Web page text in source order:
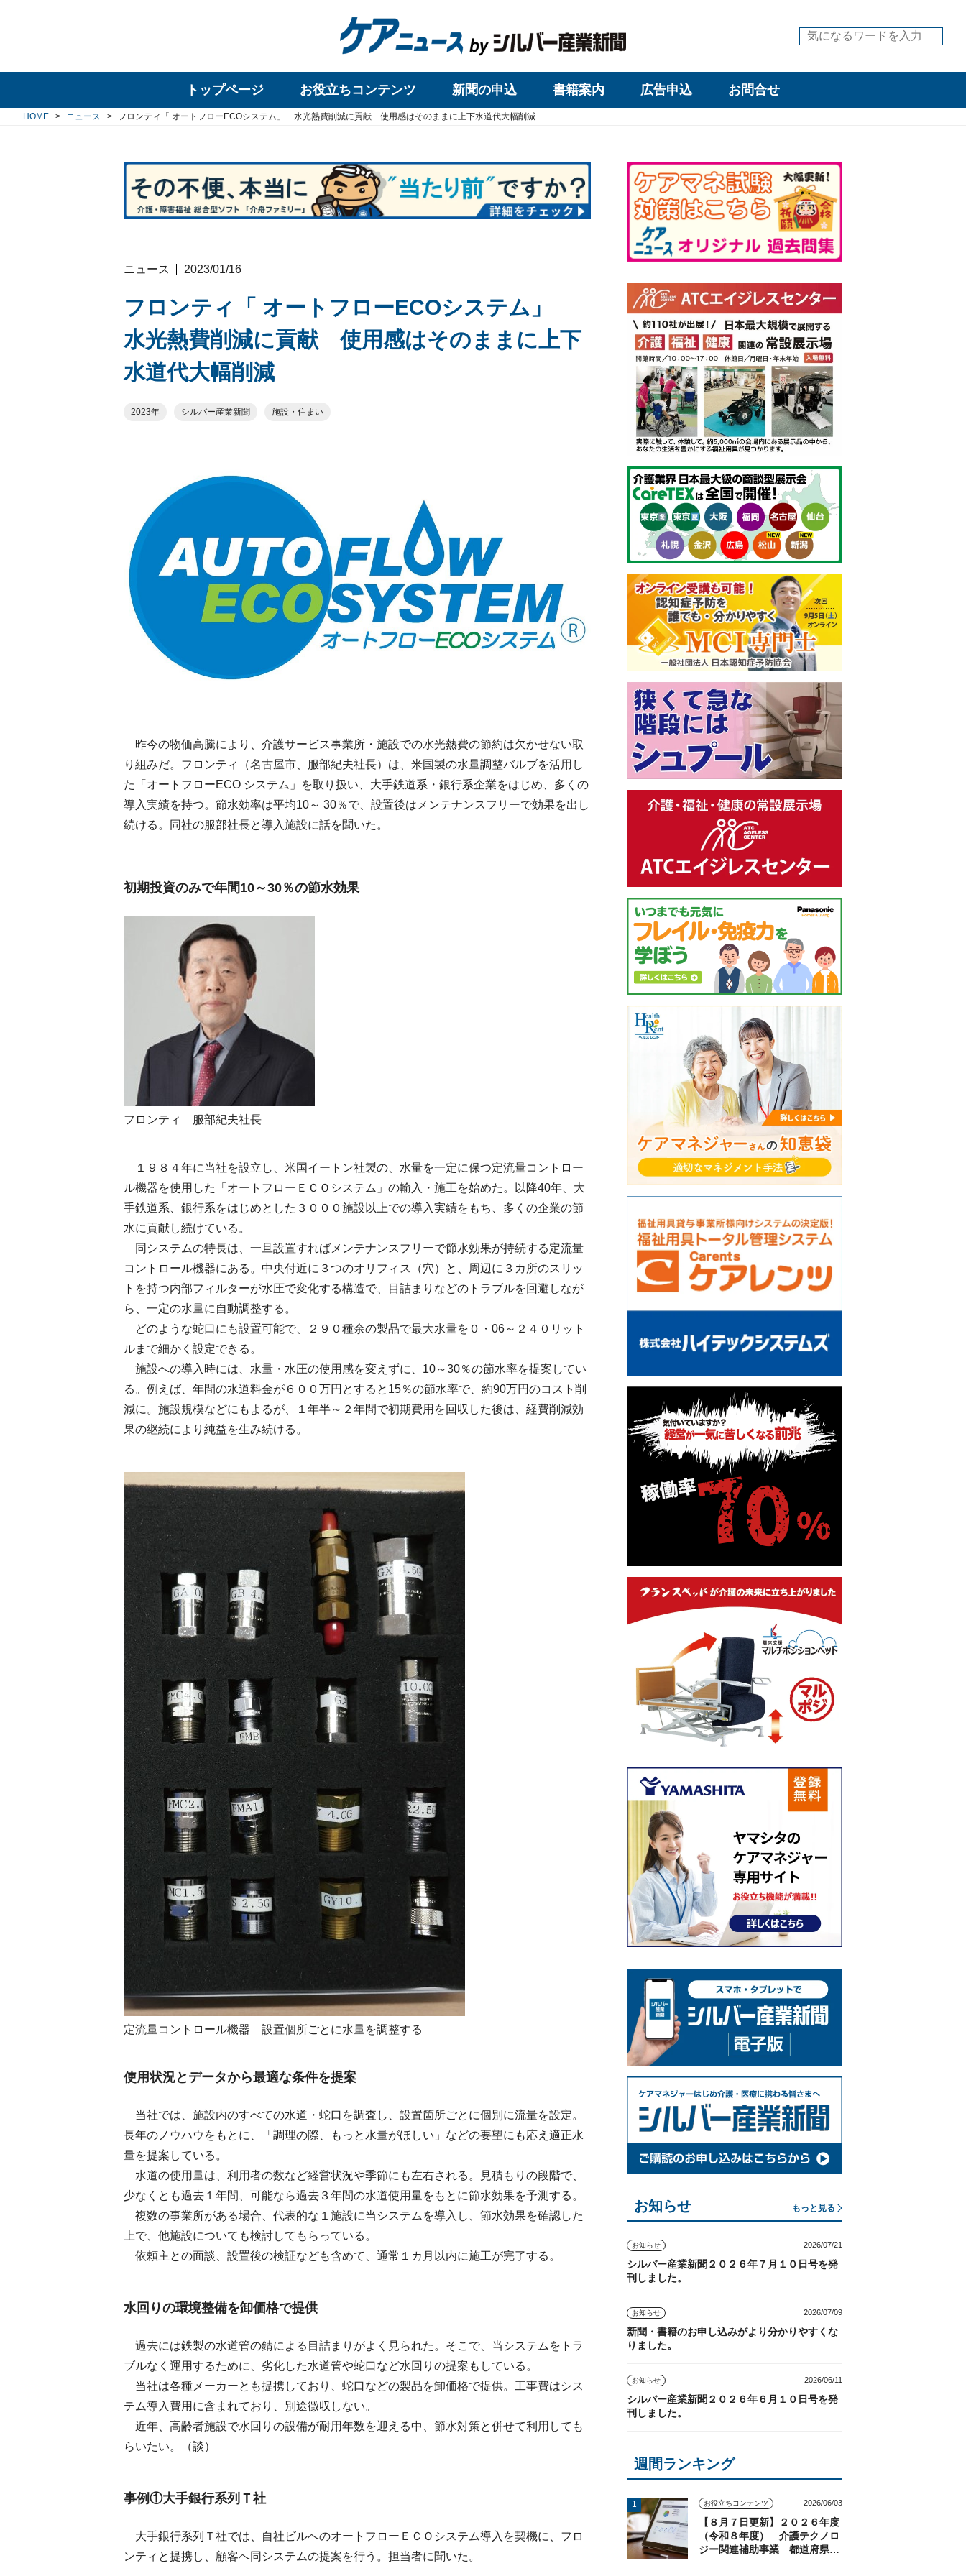
トップページ お役立ちコンテンツ 新聞の申込 書籍案内 広告申込 お問合せ
HOME ニュース フロンティ「 オートフローECOシステム」 水光熱費削減に貢献 使用感はそのままに上下水道代大幅削減
ニュース 2023/01/16
フロンティ「 オートフローECOシステム」
水光熱費削減に貢献 使用感はそのままに上下
水道代大幅削減
2023年 シルバー産業新聞 施設・住まい
昨今の物価高騰により、介護サービス事業所・施設での水光熱費の節約は欠かせない取
り組みだ。フロンティ（名古屋市、服部紀夫社長）は、米国製の水量調整バルブを活用し
た「オートフローECO システム」を取り扱い、大手鉄道系・銀行系企業をはじめ、多くの
導入実績を持つ。節水効率は平均10～ 30％で、設置後はメンテナンスフリーで効果を出し
続ける。同社の服部社長と導入施設に話を聞いた。
初期投資のみで年間10～30％の節水効果
フロンティ 服部紀夫社長
１９８４年に当社を設立し、米国イートン社製の、水量を一定に保つ定流量コントロー
ル機器を使用した「オートフローＥＣＯシステム」の輸入・施工を始めた。以降40年、大
手鉄道系、銀行系をはじめとした３０００施設以上での導入実績をもち、多くの企業の節
水に貢献し続けている。
同システムの特長は、一旦設置すればメンテナンスフリーで節水効果が持続する定流量
コントロール機器にある。中央付近に３つのオリフィス（穴）と、周辺に３カ所のスリッ
トを持つ内部フィルターが水圧で変化する構造で、目詰まりなどのトラブルを回避しなが
ら、一定の水量に自動調整する。
どのような蛇口にも設置可能で、２９０種余の製品で最大水量を０・06～２４０リット
ルまで細かく設定できる。
施設への導入時には、水量・水圧の使用感を変えずに、10～30％の節水率を提案してい
る。例えば、年間の水道料金が６００万円とすると15％の節水率で、約90万円のコスト削
減に。施設規模などにもよるが、１年半～２年間で初期費用を回収した後は、経費削減効
果の継続により純益を生み続ける。
定流量コントロール機器 設置個所ごとに水量を調整する
使用状況とデータから最適な条件を提案
当社では、施設内のすべての水道・蛇口を調査し、設置箇所ごとに個別に流量を設定。
長年のノウハウをもとに、「調理の際、もっと水量がほしい」などの要望にも応え適正水
量を提案している。
水道の使用量は、利用者の数など経営状況や季節にも左右される。見積もりの段階で、
少なくとも過去１年間、可能なら過去３年間の水道使用量をもとに節水効果を予測する。
複数の事業所がある場合、代表的な１施設に当システムを導入し、節水効果を確認した
上で、他施設についても検討してもらっている。
依頼主との面談、設置後の検証なども含めて、通常１カ月以内に施工が完了する。
水回りの環境整備を卸価格で提供
過去には鉄製の水道管の錆による目詰まりがよく見られた。そこで、当システムをトラ
ブルなく運用するために、劣化した水道管や蛇口など水回りの提案もしている。
当社は各種メーカーとも提携しており、蛇口などの製品を卸価格で提供。工事費はシス
テム導入費用に含まれており、別途徴収しない。
近年、高齢者施設で水回りの設備が耐用年数を迎える中、節水対策と併せて利用しても
らいたい。（談）
事例①大手銀行系列Ｔ社
大手銀行系列Ｔ社では、自社ビルへのオートフローＥＣＯシステム導入を契機に、フロ
ンティと提携し、顧客へ同システムの提案を行う。担当者に聞いた。
お知らせ もっと見る
お知らせ 2026/07/21
シルバー産業新聞２０２６年７月１０日号を発
刊しました。
お知らせ 2026/07/09
新聞・書籍のお申し込みがより分かりやすくな
りました。
お知らせ 2026/06/11
シルバー産業新聞２０２６年６月１０日号を発
刊しました。
週間ランキング
お役立ちコンテンツ 2026/06/03
【８月７日更新】２０２６年度
（令和８年度） 介護テクノロ
ジー関連補助事業 都道府県の